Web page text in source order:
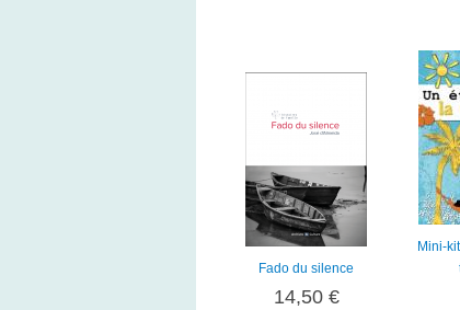
Fado du silence
14,50 €
Mini-